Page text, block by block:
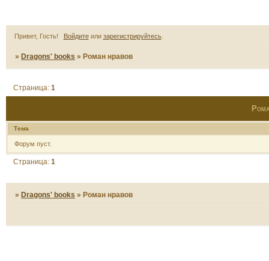
Привет, Гость! Войдитеили зарегистрируйтесь.
»Dragons' books »Роман нравов
Страница:1
Тема
Форум пуст.
Страница:1
» Dragons' books » Роман нравов